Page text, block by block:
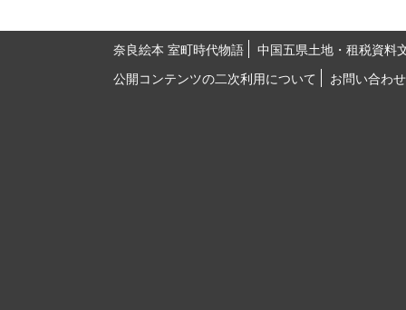
奈良絵本 室町時代物語
中国五県土地・租税資料
公開コンテンツの二次利用について
お問い合わせ